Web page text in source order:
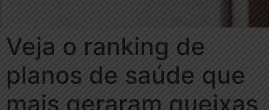
Veja o ranking de
planos de saúde que
mais geraram queixas